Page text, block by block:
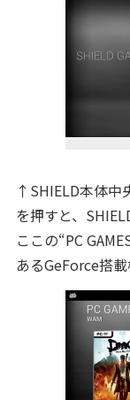
↑SHIELD本体中
を押すと、
ここの“PC
あるGeForce搭載